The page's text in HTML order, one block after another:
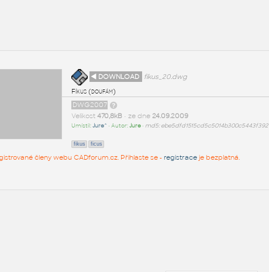
◄ DOWNLOAD
fikus_20.dwg
Fíkus (doufám)
DWG2007
Velikost 470,8kB• ze dne 24.09.2009
Umístil:Jure^ • Autor:Jure• md5: ebe5dfd1515cd5c5014b300c5443f392
fikus ficus
členy webu CADforum.cz. Přihlaste se - registraceje bezplatná.